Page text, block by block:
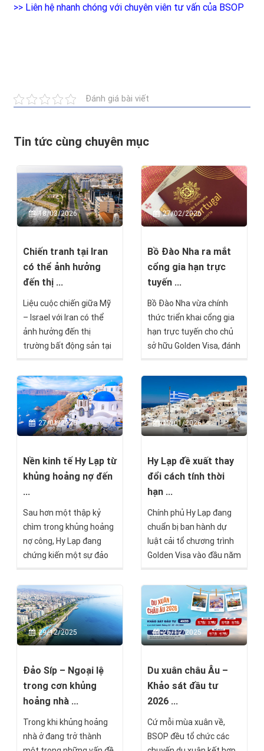
>> Liên hệ nhanh chóng với chuyên viên tư vấn của BSOP
Đánh giá bài viết
Tin tức cùng chuyên mục
18/03/2026
Chiến tranh tại Iran
có thể ảnh hưởng
đến thị ...
Liệu cuộc chiến giữa Mỹ
– Israel với Iran có thể
ảnh hưởng đến thị
trường bất động sản tại
thì theo cách nào?
27/02/2026
Bồ Đào Nha ra mắt
cổng gia hạn trực
tuyến ...
Bồ Đào Nha vừa chính
thức triển khai cổng gia
hạn trực tuyến cho chủ
sở hữu Golden Visa, đánh
trọng trong quá trình cải
cách hành chính và hiện
đại hóa các thủ tục di trú.
27/01/2026
Nền kinh tế Hy Lạp từ
khủng hoảng nợ đến
...
Sau hơn một thập kỷ
chìm trong khủng hoảng
nợ công, Hy Lạp đang
chứng kiến một sự đảo
lịch sử kinh tế châu Âu.
Quốc gia từng bên bờ
vực phá sản nay trở
thành điểm đến mới của
dòng vốn quốc tế, thu
toàn cầu chỉ riêng trong
năm 2024.
19/01/2026
Hy Lạp đề xuất thay
đổi cách tính thời
hạn ...
Chính phủ Hy Lạp đang
chuẩn bị ban hành dự
luật cải tổ chương trình
Golden Visa vào đầu năm
khắc phục các bất cập
tồn tại trong thời hạn
hiệu lực thẻ cư trú, đồng
thời đơn giản hóa quy
trình gia hạn và đoàn tụ
quyết lượng lớn hồ sơ
đang tồn đọng.
29/12/2025
Đảo Síp – Ngoại lệ
trong cơn khủng
hoảng nhà ...
Trong khi khủng hoảng
nhà ở đang trở thành
26/12/2025
Du xuân châu Âu –
Khảo sát đầu tư
2026 ...
Cứ mỗi mùa xuân về,
BSOP đều tổ chức các